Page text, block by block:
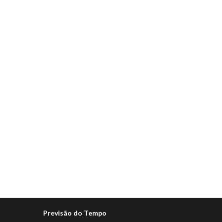
Previsão do Tempo